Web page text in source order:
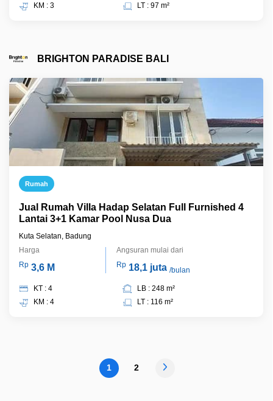
KM : 3
LT : 97 m²
BRIGHTON PARADISE BALI
Rumah
Jual Rumah Villa Hadap Selatan Full Furnished 4
Lantai 3+1 Kamar Pool Nusa Dua
Kuta Selatan, Badung
Harga
Rp 3,6 M
Angsuran mulai dari
Rp 18,1 juta /bulan
KT : 4
KM : 4
LB : 248 m²
LT : 116 m²
1 2